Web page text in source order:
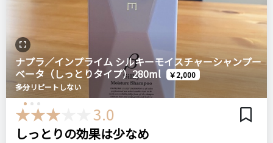
はじめて
次回のリピート予定
多分リピートする
良いところ
見た目＆泡立ちの良さ
シャンプーしている時からもうすでに指どおりがなめらかで、
これはブローして仕上げたらとってもつややかになるぞ～とい
う期待感が高まります。
結果は、これまでにない指通りとおさまりのよさで大満足しま
した。
そして特筆すべきは、少量でもものすごく豊かな泡が立つこ
ナプラ／インプライム シルキーモイスチャーシャンプー
ベータ（しっとりタイプ）280ml
￥2,000
多分リピートしない
3.0
しっとりの効果は少なめ